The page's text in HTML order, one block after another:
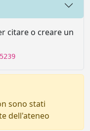
citare o creare un
sono stati
dell'ateneo